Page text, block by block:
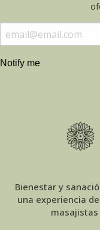
Notify me
Bienestar y
una experiencia